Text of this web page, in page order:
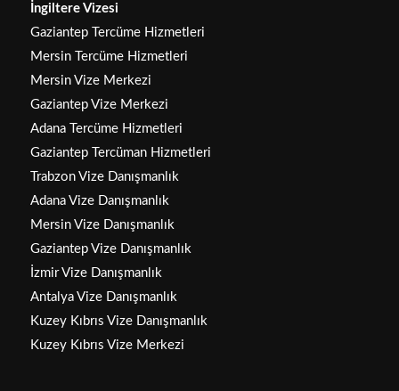
İngiltere Vizesi
Gaziantep Tercüme Hizmetleri
Mersin Tercüme Hizmetleri
Mersin Vize Merkezi
Gaziantep Vize Merkezi
Adana Tercüme Hizmetleri
Gaziantep Tercüman Hizmetleri
Trabzon Vize Danışmanlık
Adana Vize Danışmanlık
Mersin Vize Danışmanlık
Gaziantep Vize Danışmanlık
İzmir Vize Danışmanlık
Antalya Vize Danışmanlık
Kuzey Kıbrıs Vize Danışmanlık
Kuzey Kıbrıs Vize Merkezi